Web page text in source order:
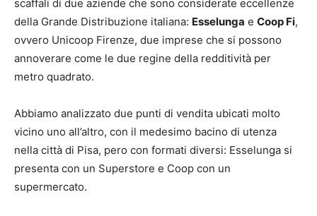
scaffali di due aziende che sono considerate eccellenze
della Grande Distribuzione italiana: Esselunga e Coop Fi,
ovvero Unicoop Firenze, due imprese che si possono
annoverare come le due regine della redditività per
metro quadrato.
Abbiamo analizzato due punti di vendita ubicati molto
vicino uno all’altro, con il medesimo bacino di utenza
nella città di Pisa, pero con formati diversi: Esselunga si
presenta con un Superstore e Coop con un
supermercato.